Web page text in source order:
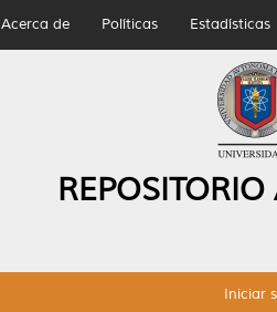
Acerca de Políticas Estadísticas
Iniciar